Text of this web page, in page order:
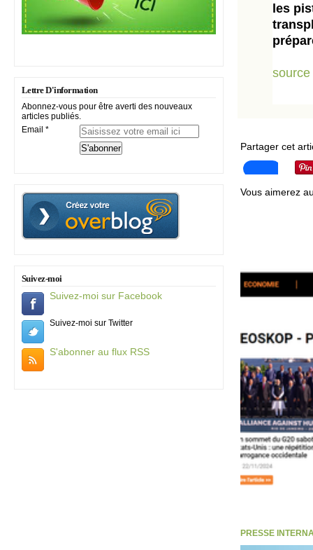
Lettre D'information
Abonnez-vous pour être averti des nouveaux
articles publiés.
Email
Suivez-moi
Suivez-moi sur Facebook
Suivez-moi sur Twitter
S'abonner au flux RSS
les
source
Partager cet
Vous aimerez
PRESSE